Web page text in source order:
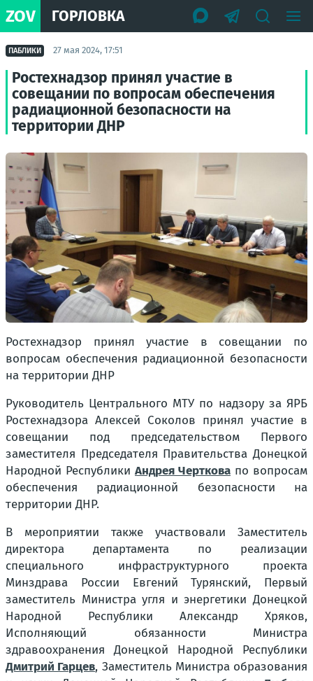
ZOV ГОРЛОВКА
ПАБЛИКИ 27 мая 2024, 17:51
Ростехнадзор принял участие в
совещании по вопросам обеспечения
радиационной безопасности на
территории ДНР
Ростехнадзор принял участие в совещании по
вопросам обеспечения радиационной безопасности
на территории ДНР
Руководитель Центрального МТУ по надзору за ЯРБ
Ростехнадзора Алексей Соколов принял участие в
совещании под председательством Первого
заместителя Председателя Правительства Донецкой
Народной Республики Андрея Черткова по вопросам
обеспечения радиационной безопасности на
территории ДНР.
В мероприятии также участвовали Заместитель
директора департамента по реализации
специального инфраструктурного проекта
Минздрава России Евгений Турянский, Первый
заместитель Министра угля и энергетики Донецкой
Народной Республики Александр Хряков,
Исполняющий обязанности Министра
здравоохранения Донецкой Народной Республики
Дмитрий Гарцев, Заместитель Министра образования